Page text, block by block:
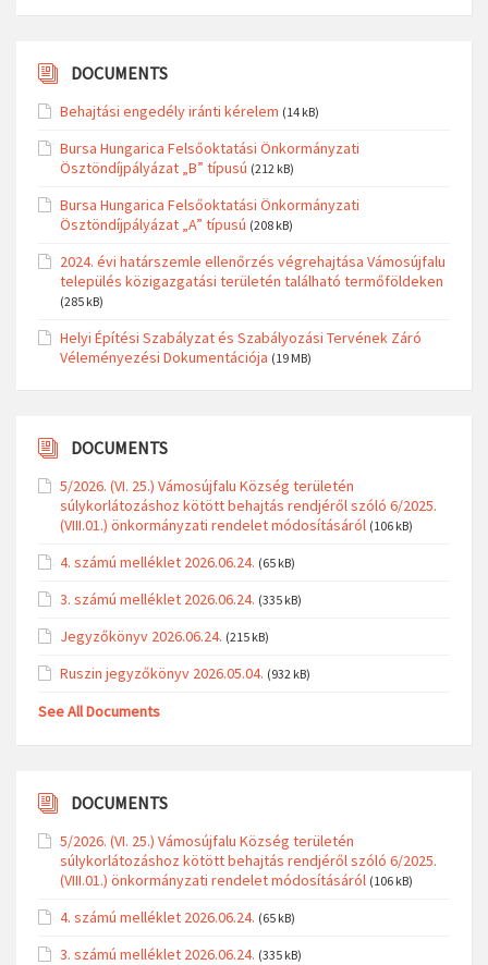
DOCUMENTS
Behajtási engedély iránti kérelem (14 kB)
Bursa Hungarica Felsőoktatási Önkormányzati
Ösztöndíjpályázat „B” típusú (212 kB)
Bursa Hungarica Felsőoktatási Önkormányzati
Ösztöndíjpályázat „A” típusú (208 kB)
2024. évi határszemle ellenőrzés végrehajtása Vámosújfalu
település közigazgatási területén található termőföldeken
(285 kB)
Helyi Építési Szabályzat és Szabályozási Tervének Záró
Véleményezési Dokumentációja (19 MB)
DOCUMENTS
5/2026. (VI. 25.) Vámosújfalu Község területén
súlykorlátozáshoz kötött behajtás rendjéről szóló 6/2025.
(VIII.01.) önkormányzati rendelet módosításáról (106 kB)
4. számú melléklet 2026.06.24. (65 kB)
3. számú melléklet 2026.06.24. (335 kB)
Jegyzőkönyv 2026.06.24. (215 kB)
Ruszin jegyzőkönyv 2026.05.04. (932 kB)
See All Documents
DOCUMENTS
5/2026. (VI. 25.) Vámosújfalu Község területén
súlykorlátozáshoz kötött behajtás rendjéről szóló 6/2025.
(VIII.01.) önkormányzati rendelet módosításáról (106 kB)
4. számú melléklet 2026.06.24. (65 kB)
3. számú melléklet 2026.06.24. (335 kB)